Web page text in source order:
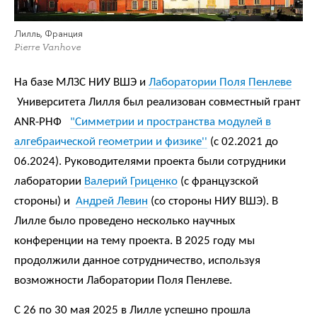
Лилль, Франция
Pierre Vanhove
На базе МЛЗС НИУ ВШЭ и Лаборатории Поля Пенлеве
Университета Лилля был реализован совместный грант
ANR-РНФ "Симметрии и пространства модулей в
алгебраической геометрии и физике'' (с 02.2021 до
06.2024). Руководителями проекта были сотрудники
лаборатории Валерий Гриценко (с французской
стороны) и Андрей Левин (со стороны НИУ ВШЭ). В
Лилле было проведено несколько научных
конференции на тему проекта. В 2025 году мы
продолжили данное сотрудничество, используя
возможности Лаборатории Поля Пенлеве.
С 26 по 30 мая 2025 в Лилле успешно прошла